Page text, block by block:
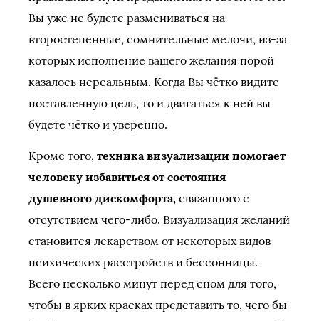
Вы уже не будете размениваться на
второстепенные, сомнительные мелочи, из-за
которых исполнение вашего желания порой
казалось нереальным. Когда Вы чётко видите
поставленную цель, то и двигаться к ней вы
будете чётко и уверенно.
Кроме того, техника визуализации помогает
человеку избавиться от состояния
душевного дискомфорта, связанного с
отсутствием чего-либо. Визуализация желаний
становится лекарством от некоторых видов
психических расстройств и бессонницы.
Всего несколько минут перед сном для того,
чтобы в ярких красках представить то, чего бы